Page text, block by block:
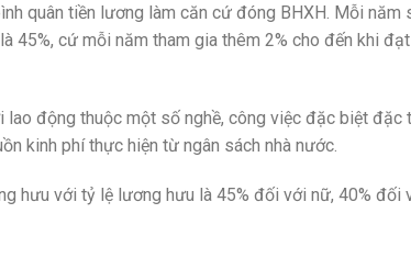
quân tiền lương làm căn cứ đóng BHXH. Mỗi năm
45%, cứ mỗi năm tham gia thêm 2% cho đến khi
động thuộc một số nghề, công việc đặc biệt đặc
kinh phí thực hiện từ ngân sách nhà nước.
hưu với tỷ lệ lương hưu là 45% đối với nữ, 40% đối